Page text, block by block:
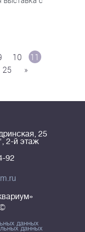
10
11
25 »
25
2-й этаж
92
данных
данных